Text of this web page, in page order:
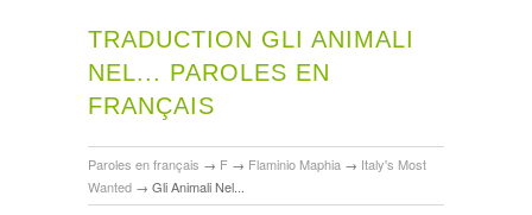
TRADUCTION GLI ANIMALI
NEL... PAROLES EN
FRANÇAIS
Paroles en français → F → Flaminio Maphia → Italy's Most
Wanted → Gli Animali Nel...